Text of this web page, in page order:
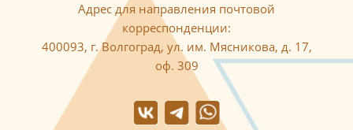
Адрес для направления почтовой
корреспонденции:
400093, г. Волгоград, ул. им. Мясникова, д. 17,
оф. 309